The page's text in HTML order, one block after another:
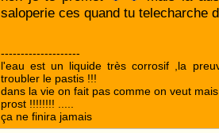
saloperie ces quand tu telecharche
--------------------
l'eau est un liquide très corrosif ,la
troubler le pastis !!!
dans la vie on fait pas comme on veut
prost !!!!!!!! .....
ça ne finira jamais